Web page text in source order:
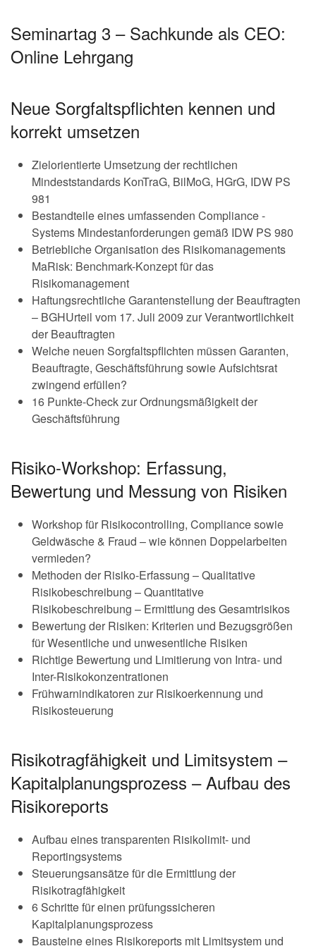
Seminartag 3 – Sachkunde als CEO:
Online Lehrgang
Neue Sorgfaltspflichten kennen und
korrekt umsetzen
Zielorientierte Umsetzung der rechtlichen
Mindeststandards KonTraG, BilMoG, HGrG, IDW PS
981
Bestandteile eines umfassenden Compliance -
Systems Mindestanforderungen gemäß IDW PS 980
Betriebliche Organisation des Risikomanagements
MaRisk: Benchmark-Konzept für das
Risikomanagement
Haftungsrechtliche Garantenstellung der Beauftragten
– BGHUrteil vom 17. Juli 2009 zur Verantwortlichkeit
der Beauftragten
Welche neuen Sorgfaltspflichten müssen Garanten,
Beauftragte, Geschäftsführung sowie Aufsichtsrat
zwingend erfüllen?
16 Punkte-Check zur Ordnungsmäßigkeit der
Geschäftsführung
Risiko-Workshop: Erfassung,
Bewertung und Messung von Risiken
Workshop für Risikocontrolling, Compliance sowie
Geldwäsche & Fraud – wie können Doppelarbeiten
vermieden?
Methoden der Risiko-Erfassung – Qualitative
Risikobeschreibung – Quantitative
Risikobeschreibung – Ermittlung des Gesamtrisikos
Bewertung der Risiken: Kriterien und Bezugsgrößen
für Wesentliche und unwesentliche Risiken
Richtige Bewertung und Limitierung von Intra- und
Inter-Risikokonzentrationen
Frühwarnindikatoren zur Risikoerkennung und
Risikosteuerung
Risikotragfähigkeit und Limitsystem –
Kapitalplanungsprozess – Aufbau des
Risikoreports
Aufbau eines transparenten Risikolimit- und
Reportingsystems
Steuerungsansätze für die Ermittlung der
Risikotragfähigkeit
6 Schritte für einen prüfungssicheren
Kapitalplanungsprozess
Bausteine eines Risikoreports mit Limitsystem und